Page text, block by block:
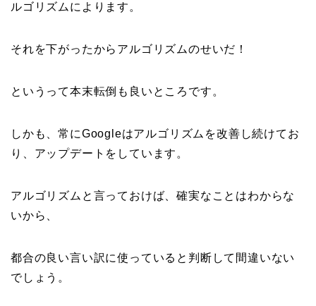
ルゴリズムによります。
それを下がったからアルゴリズムのせいだ！
というって本末転倒も良いところです。
しかも、常にGoogleはアルゴリズムを改善し続けてお
り、アップデートをしています。
アルゴリズムと言っておけば、確実なことはわからな
いから、
都合の良い言い訳に使っていると判断して間違いない
でしょう。